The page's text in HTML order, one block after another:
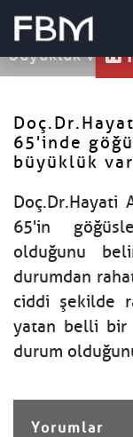
yüzde 65'inde
büyüklük
65'inde
büyüklük
Doç.Dr.Hayati
65'in
olduğunu
durumdan
ciddi şekilde
yatan belli bir
durum
Yorumlar